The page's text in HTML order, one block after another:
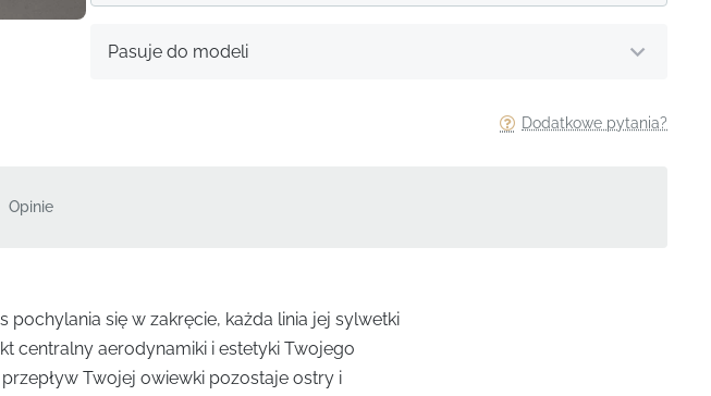
Dodatkowe pytania?
Pasuje do modeli
Opinie
pochylania się w zakręcie, każda linia jej sylwetki
centralny aerodynamiki i estetyki Twojego
Twojej owiewki pozostaje ostry i